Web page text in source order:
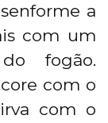
a
com um
fogão.
com o
com o